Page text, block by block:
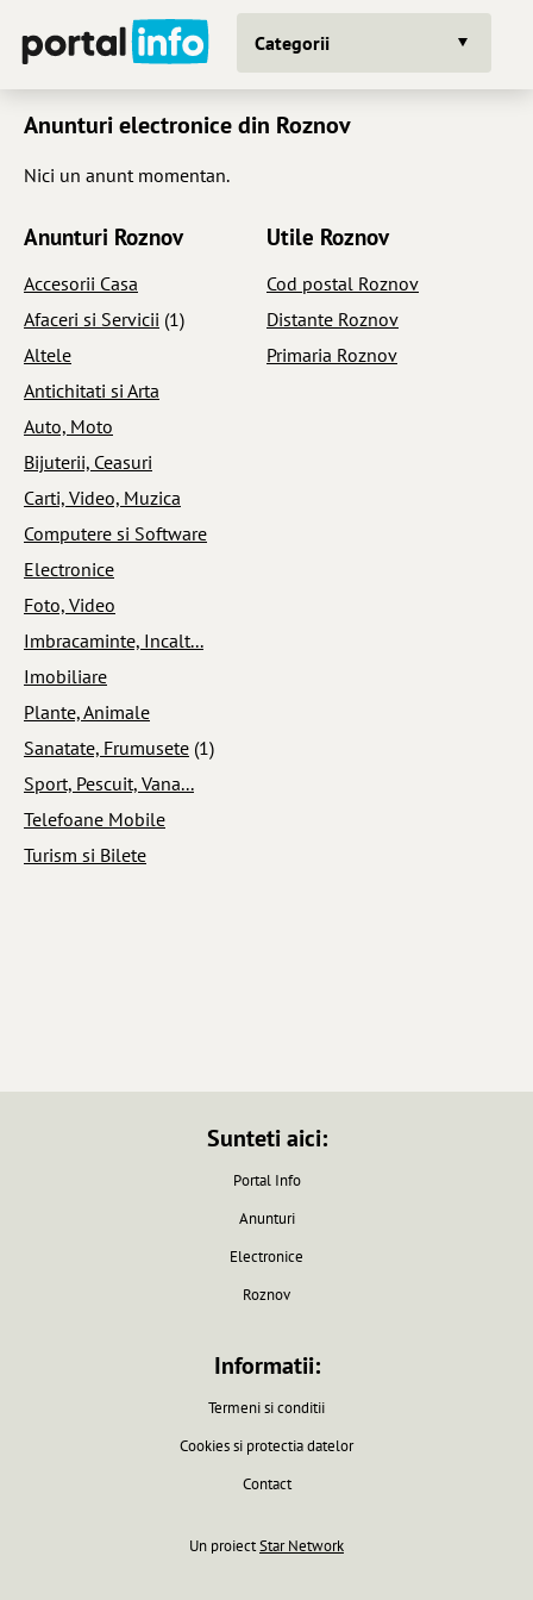
Categorii
Anunturi electronice din Roznov
Nici un anunt momentan.
Anunturi Roznov
Accesorii Casa
Afaceri si Servicii (1)
Altele
Antichitati si Arta
Auto, Moto
Bijuterii, Ceasuri
Carti, Video, Muzica
Computere si Software
Electronice
Foto, Video
Imbracaminte, Incalt...
Imobiliare
Plante, Animale
Sanatate, Frumusete (1)
Sport, Pescuit, Vana...
Telefoane Mobile
Turism si Bilete
Utile Roznov
Cod postal Roznov
Distante Roznov
Primaria Roznov
Sunteti aici:
Portal Info
Anunturi
Electronice
Roznov
Informatii:
Termeni si conditii
Cookies si protectia datelor
Contact
Un proiectStar Network